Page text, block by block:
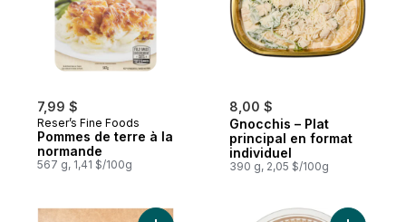
7,99 $
Reser’s Fine Foods
Pommes de terre à la
normande
567 g, 1,41 $/100g
8,00 $
Gnocchis – Plat
principal en format
individuel
390 g, 2,05 $/100g